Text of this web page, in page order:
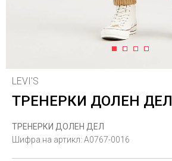
1 2 3 4
LEVI'S
ТРЕНЕРКИ ДОЛЕН ДЕЛ
ТРЕНЕРКИ ДОЛЕН ДЕЛ
Шифра на артикл: A0767-0016